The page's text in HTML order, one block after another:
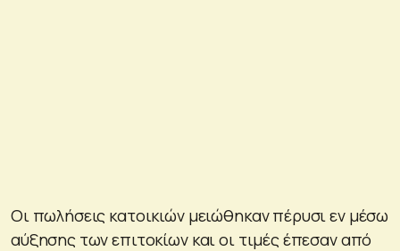
Οι πωλήσεις κατοικιών μειώθηκαν πέρυσι εν μέσω
αύξησης των επιτοκίων και οι τιμές έπεσαν από